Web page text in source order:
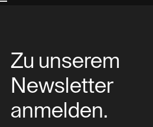
Zu unserem
Newsletter
anmelden.